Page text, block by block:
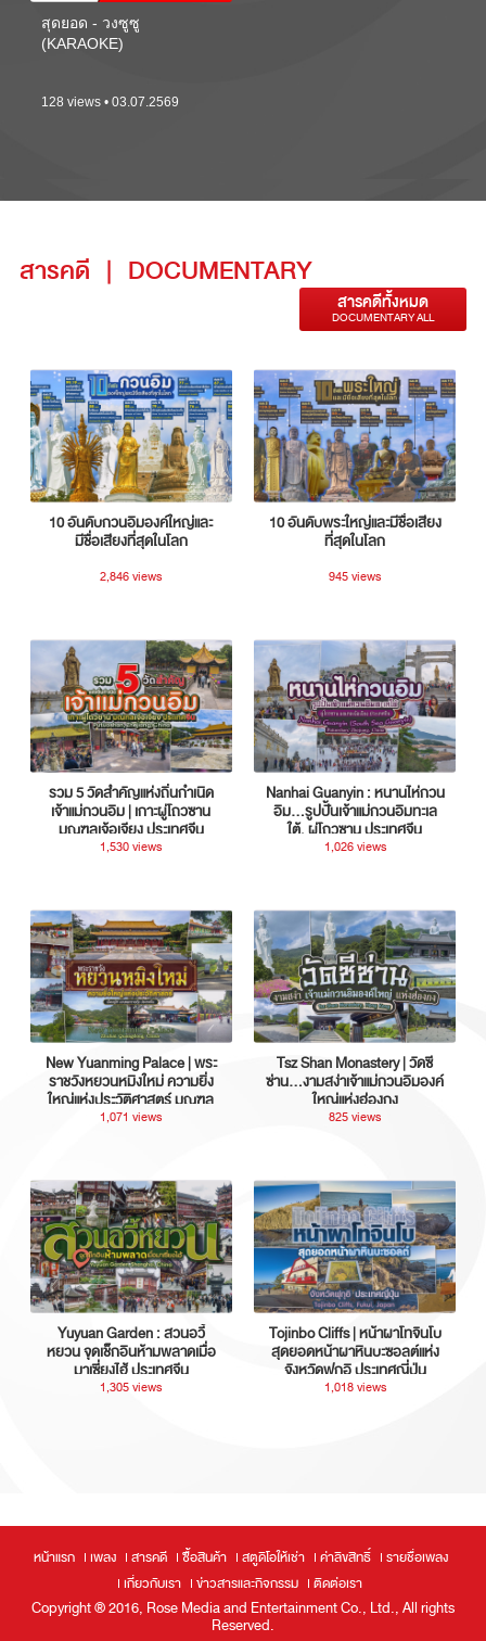
สุดยอด - วงซูซู
(KARAOKE)
128 views • 03.07.2569
สารคดี | DOCUMENTARY
สารคดีทั้งหมด
DOCUMENTARY ALL
10 อันดับกวนอิมองค์ใหญ่และ
มีชื่อเสียงที่สุดในโลก
2,846 views
10 อันดับพระใหญ่และมีชื่อเสียง
ที่สุดในโลก
945 views
รวม 5 วัดสำคัญแห่งถิ่นกำเนิด
เจ้าแม่กวนอิม | เกาะผู่โถวซาน
มณฑลเจ้อเจียง ประเทศจีน
1,530 views
Nanhai Guanyin : หนานไห่กวน
อิม...รูปปั้นเจ้าแม่กวนอิมทะเล
ใต้, ผู่โถวซาน ประเทศจีน
1,026 views
New Yuanming Palace | พระ
ราชวังหยวนหมิงใหม่ ความยิ่ง
ใหญ่แห่งประวัติศาสตร์ มณฑล
กวางตุ้ง ประเทศจีน
1,071 views
Tsz Shan Monastery | วัดซี
ซ่าน…งามสง่าเจ้าแม่กวนอิมองค์
ใหญ่แห่งฮ่องกง
825 views
Yuyuan Garden : สวนอวี้
หยวน จุดเช็กอินห้ามพลาดเมื่อ
มาเซี่ยงไฮ้ ประเทศจีน
1,305 views
Tojinbo Cliffs | หน้าผาโทจินโบ
สุดยอดหน้าผาหินบะซอลต์แห่ง
จังหวัดฟุกุอิ ประเทศญี่ปุ่น
1,018 views
หน้าแรก เพลง สารคดี ซื้อสินค้า สตูดิโอให้เช่า ค่าลิขสิทธิ์
รายชื่อเพลง
เกี่ยวกับเรา
ข่าวสารและกิจกรรม ติดต่อเรา
Copyright ® 2016, Rose Media and Entertainment Co., Ltd., All rights
Reserved.